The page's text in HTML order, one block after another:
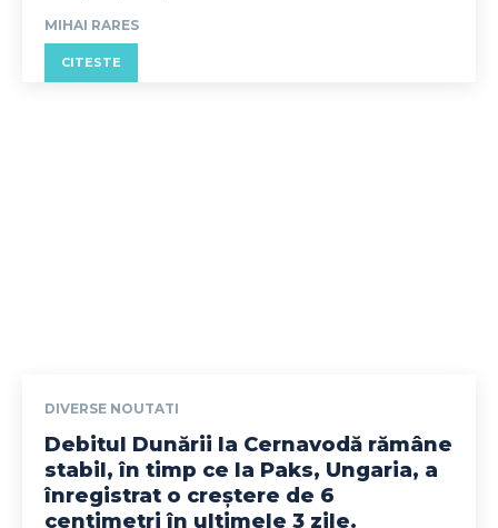
MIHAI RARES
CITESTE
DIVERSE NOUTATI
Debitul Dunării la Cernavodă rămâne
stabil, în timp ce la Paks, Ungaria, a
înregistrat o creștere de 6
centimetri în ultimele 3 zile.